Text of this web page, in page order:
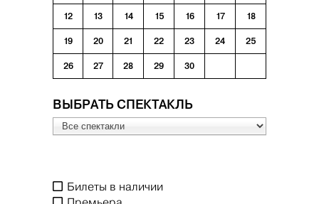
12 13 14 15 16 17 18
19 20 21 22 23 24 25
26 27 28 29 30
ВЫБРАТЬ СПЕКТАКЛЬ
Билеты в наличии